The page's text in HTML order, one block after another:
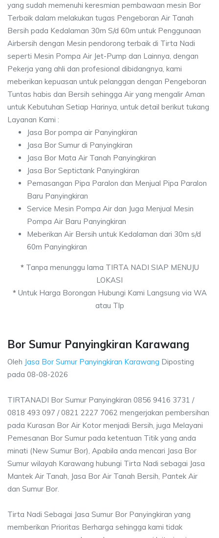
yang sudah memenuhi keresmian pembawaan mesin Bor
Terbaik dalam melakukan tugas Pengeboran Air Tanah
Bersih pada Kedalaman 30m S/d 60m untuk Penggunaan
Airbersih dengan Mesin pendorong terbaik di Tirta Nadi
seperti Mesin Pompa Air Jet-Pump dan Lainnya, dengan
Pekerja yang ahli dan profesional dibidangnya, kami
meberikan kepuasan untuk pelanggan dengan Pengeboran
Tuntas habis dan Bersih sehingga Air yang mengalir Aman
untuk Kebutuhan Setiap Harinya, untuk detail berikut tukang
Layanan Kami :
Jasa Bor pompa air Panyingkiran
Jasa Bor Sumur di Panyingkiran
Jasa Bor Mata Air Tanah Panyingkiran
Jasa Bor Septictank Panyingkiran
Pemasangan Pipa Paralon dan Menjual Pipa Paralon
Baru Panyingkiran
Service Mesin Pompa Air dan Juga Menjual Mesin
Pompa Air Baru Panyingkiran
Meberikan Air Bersih untuk Kedalaman dari 30m s/d
60m Panyingkiran
*Tanpa menunggu lama TIRTA NADI SIAP MENUJU
LOKASI
*Untuk Harga Borongan Hubungi Kami Langsung via WA
atau Tlp
Bor Sumur Panyingkiran Karawang
Oleh Jasa Bor Sumur Panyingkiran Karawang Diposting
pada 08-08-2026
TIRTANADI Bor Sumur Panyingkiran 0856 9416 3731 /
0818 493 097 / 0821 2227 7062 mengerjakan pembersihan
pada Kurasan Bor Air Kotor menjadi Bersih, juga Melayani
Pemesanan Bor Sumur pada ketentuan Titik yang anda
minati (New Sumur Bor), Apabila anda mencari Jasa Bor
Sumur wilayah Karawang hubungi Tirta Nadi sebagai Jasa
Mantek Air Tanah, Jasa Bor Air Tanah Bersih, Pantek Air
dan Sumur Bor.
Tirta Nadi Sebagai Jasa Sumur Bor Panyingkiran yang
memberikan Prioritas Berharga sehingga kami tidak